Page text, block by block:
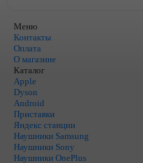
Меню
Контакты
Оплата
О магазине
Каталог
Apple
Dyson
Android
Приставки
Яндекс станции
Наушники Samsung
Наушники Sony
Наушники OnePlus